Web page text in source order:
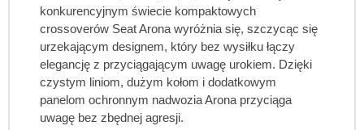
konkurencyjnym świecie kompaktowych
crossoverów Seat Arona wyróżnia się, szczycąc się
urzekającym designem, który bez wysiłku łączy
elegancję z przyciągającym uwagę urokiem. Dzięki
czystym liniom, dużym kołom i dodatkowym
panelom ochronnym nadwozia Arona przyciąga
uwagę bez zbędnej agresji.